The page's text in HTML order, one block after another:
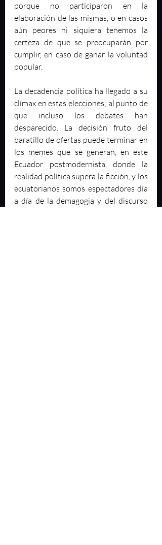
porque no participaron en la
elaboración de las mismas, o en casos
aún peores ni siquiera tenemos la
certeza de que se preocuparán por
cumplir, en caso de ganar la voluntad
popular.
La decadencia política ha llegado a su
clímax en estas elecciones; al punto de
que incluso los debates han
desparecido. La decisión fruto del
baratillo de ofertas puede terminar en
los memes que se generan, en este
Ecuador postmodernista, donde la
realidad política supera la ficción, y los
ecuatorianos somos espectadores día
a día de la demagogia y del discurso